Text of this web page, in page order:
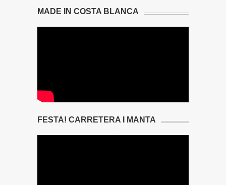
MADE IN COSTA BLANCA
FESTA! CARRETERA I MANTA